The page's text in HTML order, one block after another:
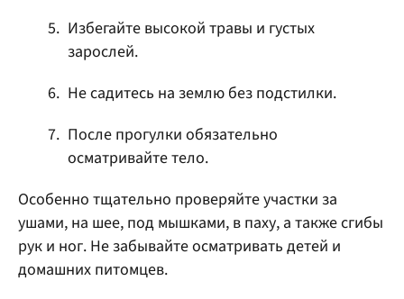
Избегайте высокой травы и густых
зарослей.
Не садитесь на землю без подстилки.
После прогулки обязательно
осматривайте тело.
Особенно тщательно проверяйте участки за
ушами, на шее, под мышками, в паху, а также сгибы
рук и ног. Не забывайте осматривать детей и
домашних питомцев.